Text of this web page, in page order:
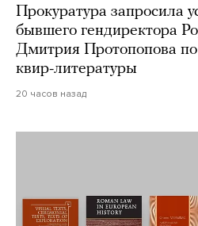
Прокуратура запросила
бывшего гендиректора
Дмитрия Протопопова
квир-литературы
20 часов назад